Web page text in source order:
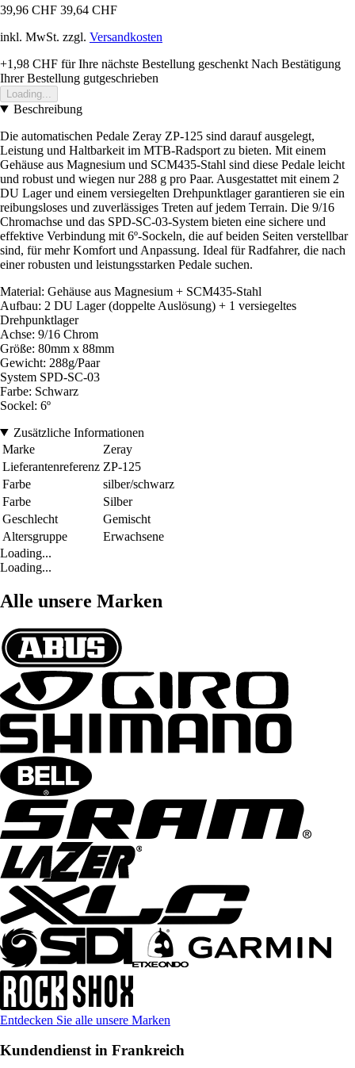
39,96 CHF 39,64 CHF
inkl. MwSt. zzgl. Versandkosten
+1,98 CHF für Ihre nächste Bestellung geschenkt Nach Bestätigung
Ihrer Bestellung gutgeschrieben
Loading...
Beschreibung
Die automatischen Pedale Zeray ZP-125 sind darauf ausgelegt,
Leistung und Haltbarkeit im MTB-Radsport zu bieten. Mit einem
Gehäuse aus Magnesium und SCM435-Stahl sind diese Pedale leicht
und robust und wiegen nur 288 g pro Paar. Ausgestattet mit einem 2
DU Lager und einem versiegelten Drehpunktlager garantieren sie ein
reibungsloses und zuverlässiges Treten auf jedem Terrain. Die 9/16
Chromachse und das SPD-SC-03-System bieten eine sichere und
effektive Verbindung mit 6º-Sockeln, die auf beiden Seiten verstellbar
sind, für mehr Komfort und Anpassung. Ideal für Radfahrer, die nach
einer robusten und leistungsstarken Pedale suchen.
Material: Gehäuse aus Magnesium + SCM435-Stahl
Aufbau: 2 DU Lager (doppelte Auslösung) + 1 versiegeltes
Drehpunktlager
Achse: 9/16 Chrom
Größe: 80mm x 88mm
Gewicht: 288g/Paar
System SPD-SC-03
Farbe: Schwarz
Sockel: 6º
Zusätzliche Informationen
Marke
Zeray
Lieferantenreferenz ZP-125
Farbe
silber/schwarz
Farbe
Silber
Geschlecht
Gemischt
Altersgruppe
Erwachsene
Loading...
Loading...
Alle unsere Marken
Entdecken Sie alle unsere Marken
Kundendienst in Frankreich